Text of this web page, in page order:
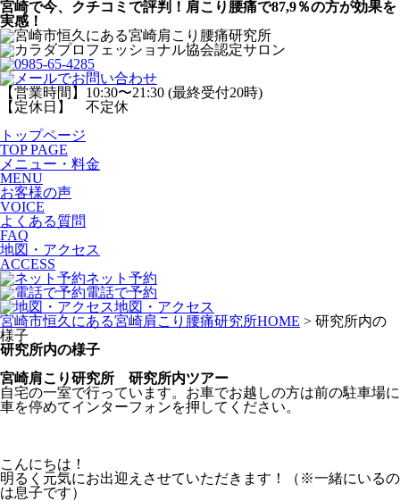
宮崎で今、クチコミで評判！肩こり腰痛で87,9％の方が効果を
実感！
【営業時間】10:30〜21:30 (最終受付20時)
【定休日】 不定休
トップページ
TOP PAGE
メニュー・料金
MENU
お客様の声
VOICE
よくある質問
FAQ
地図・アクセス
ACCESS
ネット予約
電話で予約
地図・アクセス
宮崎市恒久にある宮崎肩こり腰痛研究所HOME > 研究所内の
様子
研究所内の様子
宮崎肩こり研究所 研究所内ツアー
自宅の一室で行っています。お車でお越しの方は前の駐車場に
車を停めてインターフォンを押してください。
こんにちは！
明るく元気にお出迎えさせていただきます！（※一緒にいるの
は息子です）